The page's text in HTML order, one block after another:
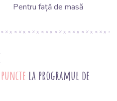
Pentru față de masă
la programul de